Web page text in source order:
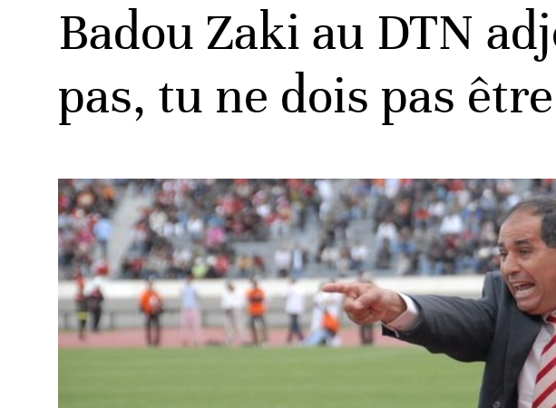
Badou Zaki au DTN
pas, tu ne dois pas